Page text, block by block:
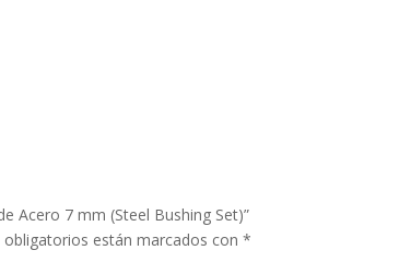
Acero 7 mm (Steel Bushing Set)”
obligatorios están marcados con*